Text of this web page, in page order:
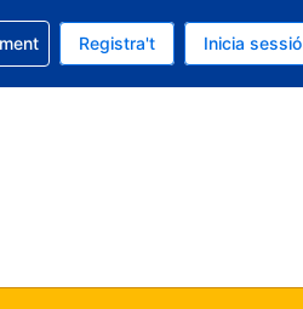
dels Estats Units
Registra't Inicia sessió